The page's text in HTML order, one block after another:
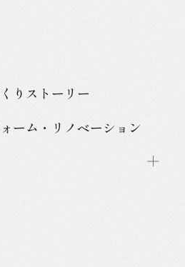
り ストーリー
ーム・ リノベーション